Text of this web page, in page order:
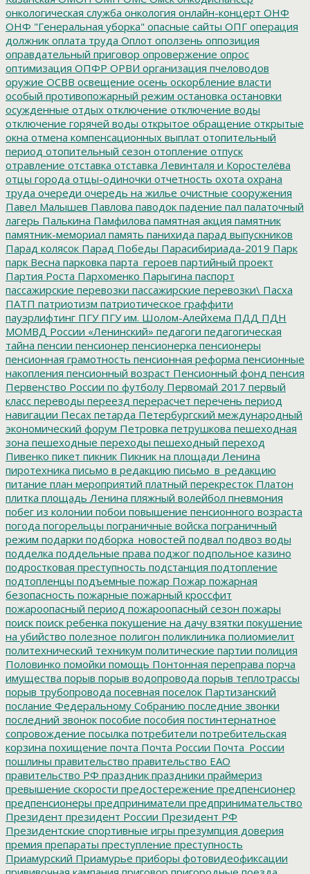
онкологическая служба онкология онлайн-концерт ОНФ
ОНФ "Генеральная уборка" опасные сайты ОПГ операция
должник оплата труда Оплот оползень оппозиция
оправдательный приговор опровержение опрос
оптимизация ОПФР ОРВИ организация пчеловодов
оружие ОСВВ освещение осень оскорбление власти
особый противопожарный режим остановка остановки
осужденные отдых отключение отключение воды
отключение горячей воды открытое обращение открытые
окна отмена компенсационных выплат отопительный
период отопительный сезон отопление отпуск
отравление отставка отставка Левинталя и Коростелёва
отцы города отцы-одиночки отчетность охота охрана
труда очереди очередь на жилье очистные сооружения
Павел Малышев Павлова паводок падение пал палаточный
лагерь Палькина Памфилова памятная акция памятник
памятник-мемориал память панихида парад выпускников
Парад колясок Парад Победы Парасибириада-2019 Парк
парк Весна парковка парта_героев партийный проект
Партия Роста Пархоменко Парыгина паспорт
пассажирские перевозки пассажирские перевозки\ Пасха
ПАТП патриотизм патриотическое граффити
пауэрлифтинг ПГУПГУ им. Шолом-Алейхема ПДД ПДН
МОМВД России «Ленинский» педагоги педагогическая
тайна пенсии пенсионер пенсионерка пенсионеры
пенсионная грамотность пенсионная реформа пенсионные
накопления пенсионный возраст Пенсионный фонд пенсия
Первенство России по футболу Первомай 2017 первый
класс переводы переезд перерасчет перечень период
навигации Песах петарда Петербургский международный
экономический форум Петровка петрушкова пешеходная
зона пешеходные переходы пешеходный переход
Пивенко пикет пикник Пикник на площади Ленина
пиротехника письмо в редакцию письмо_в_редакцию
питание план мероприятий платный перекресток Платон
плитка площадь Ленина пляжный волейбол пневмония
побег из колонии побои повышение пенсионного возраста
погода погорельцы пограничные войска пограничный
режим подарки подборка_новостей подвал подвоз воды
подделка поддельные права поджог подпольное казино
подростковая преступность подстанция подтопление
подтопленцы подъемные пожар Пожар пожарная
безопасность пожарные пожарный кроссфит
пожароопасный период пожароопасный сезон пожары
поиск поиск ребенка покушение на дачу взятки покушение
на убийство полезное полигон поликлиника полиомиелит
политехнический техникум политические партии полиция
Половинко помойки помощь Понтонная переправа порча
имущества порыв порыв водопровода порыв теплотрассы
порыв трубопровода посевная поселок Партизанский
послание Федеральному Собранию последние звонки
последний звонок пособие пособия постинтернатное
сопровождение посылка потребители потребительская
корзина похищение почта Почта России Почта_России
пошлины правительство правительство ЕАО
правительство РФ праздник праздники праймериз
превышение скорости предостережение предпенсионер
предпенсионеры предприниматели предпринимательство
Президент президент России Президент РФ
Президентские спортивные игры презумпция доверия
премия препараты преступление преступность
Приамурский Приамурье приборы фотовидеофиксации